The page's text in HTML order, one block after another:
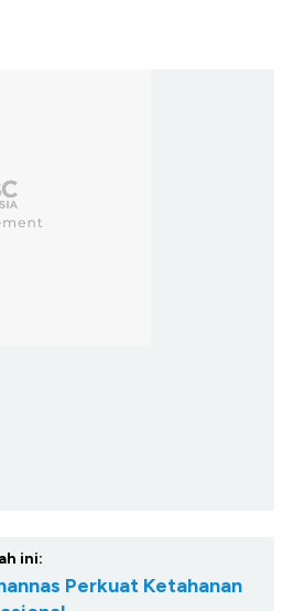
ini:
Perkuat Ketahanan